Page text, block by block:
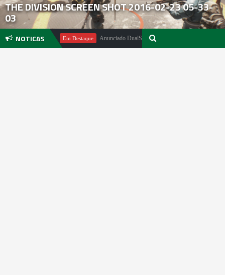
THE DIVISION SCREEN SHOT 2016-02-23 05-33-
03
NOTICAS
Pachter Em Destaque Anunciado DualSense The Last of Us Limited Edition